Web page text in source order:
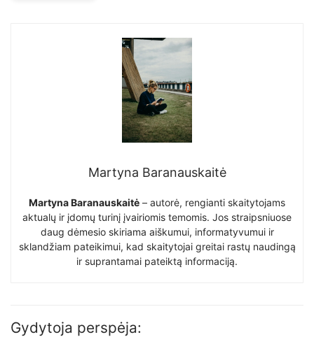
Martyna Baranauskaitė
Martyna Baranauskaitė – autorė, rengianti skaitytojams
aktualų ir įdomų turinį įvairiomis temomis. Jos straipsniuose
daug dėmesio skiriama aiškumui, informatyvumui ir
sklandžiam pateikimui, kad skaitytojai greitai rastų naudingą
ir suprantamai pateiktą informaciją.
Gydytoja perspėja: